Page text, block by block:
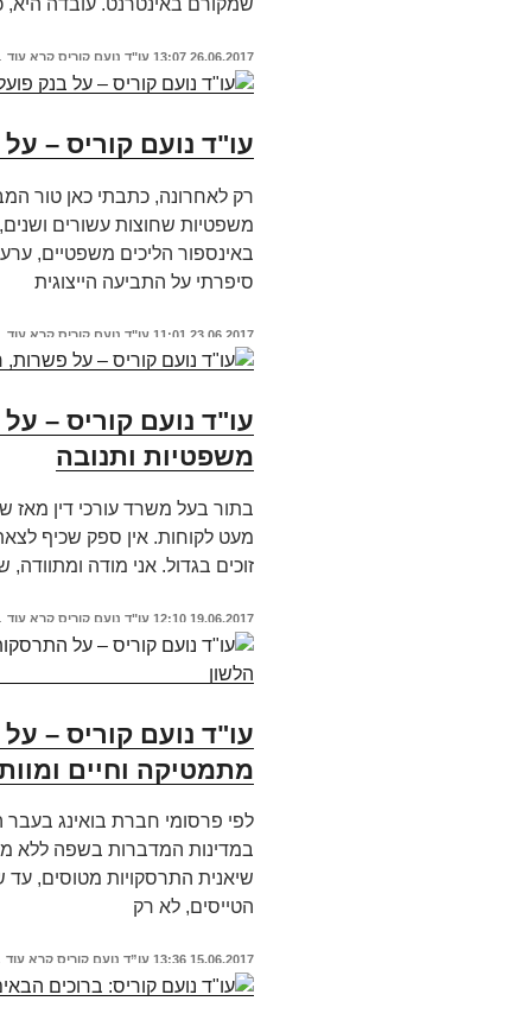
שמקורם באינטרנט. עובדה היא,
26.06.2017
13:07 עו"ד נועם קוריס קרא עוד
עו"ד נועם קוריס – על
רק לאחרונה, כתבתי כאן טור
משפטיות שחוצות עשורים
באינספור הליכים משפטיים,
סיפרתי על התביעה הייצוגית
23.06.2017
11:01 עו"ד נועם קוריס קרא עוד
עו"ד נועם קוריס –
משפטיות ותנובה
מעט לקוחות. אין ספק שכיף
זוכים בגדול. אני מודה
19.06.2017
12:10 עו"ד נועם קוריס קרא עוד
עו"ד נועם קוריס –
מתמטיקה וחיים
לפי פרסומי חברת בואינג
במדינות המדברות בשפה ללא
שיאנית התרסקויות מטוסים,
הטייסים, לא רק
15.06.2017
13:36 עו”ד נועם קוריס קרא עוד